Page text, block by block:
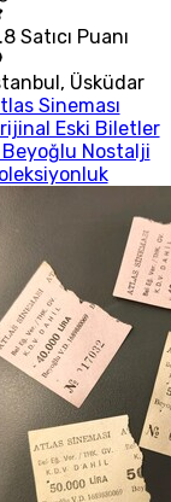
Satıcı Puanı
, Üsküdar
Sineması
Eski Biletler
Beyoğlu Nostalji